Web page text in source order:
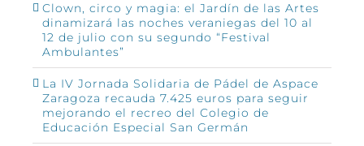
Clown, circo y magia: el Jardín de las Artes
dinamizará las noches veraniegas del 10 al
12 de julio con su segundo “Festival
Ambulantes”
La IV Jornada Solidaria de Pádel de Aspace
Zaragoza recauda 7.425 euros para seguir
mejorando el recreo del Colegio de
Educación Especial San Germán